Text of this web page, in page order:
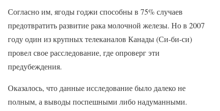
Согласно им, ягоды годжи способны в 75% случаев
предотвратить развитие рака молочной железы. Но в 2007
году один из крупных телеканалов Канады (Си-би-си)
провел свое расследование, где опроверг эти
предубеждения.
Оказалось, что данные исследование было далеко не
полным, а выводы поспешными либо надуманными.